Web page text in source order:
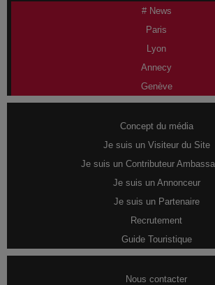
# News
Paris
Lyon
Annecy
Genève
Concept du média
Je suis un Visiteur du Site
Je suis un Contributeur
Je suis un Annonceur
Je suis un Partenaire
Recrutement
Guide Touristique
Nous contacter